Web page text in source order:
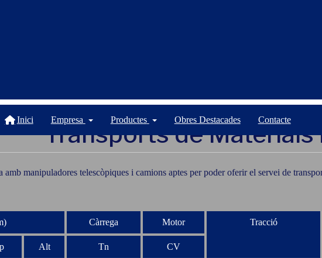
Inici Empresa Productes Obres Destacades Contacte
Transports de Materials
manipuladores telescòpiques i camions aptes per poder oferir el servei de
Càrrega Motor Tracció
Alt Tn CV